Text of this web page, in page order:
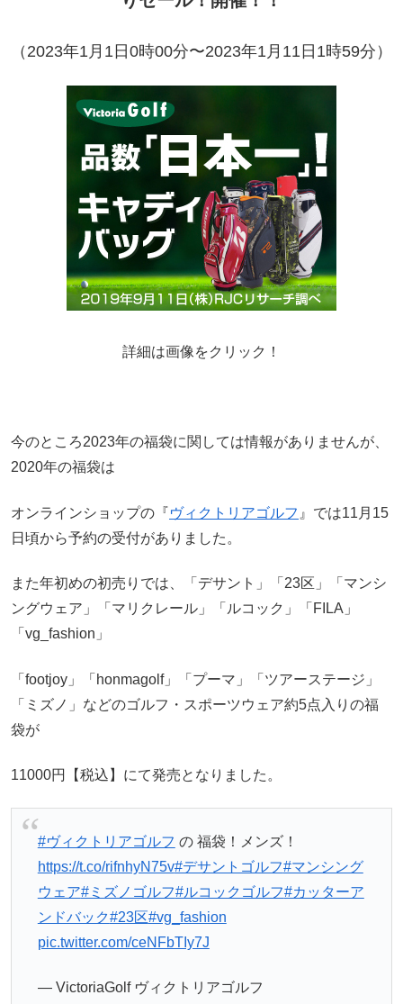
（2023年1月1日0時00分〜2023年1月11日1時59分）
詳細は画像をクリック！
今のところ2023年の福袋に関しては情報がありませんが、
2020年の福袋は
オンラインショップの『ヴィクトリアゴルフ 』では11月15
日頃から予約の受付がありました。
また年初めの初売りでは、「デサント」「23区」「マンシ
ングウェア」「マリクレール」「ルコック」「FILA」
「vg_fashion」
「footjoy」「honmagolf」「プーマ」「ツアーステージ」
「ミズノ」などのゴルフ・スポーツウェア約5点入りの福
袋が
11000円【税込】にて発売となりました。
#ヴィクトリアゴルフ の 福袋！メンズ！
https://t.co/rifnhyN75v#デサントゴルフ#マンシング
ウェア#ミズノゴルフ#ルコックゴルフ#カッターア
ンドバック#23区#vg_fashion
pic.twitter.com/ceNFbTIy7J
— VictoriaGolf ヴィクトリアゴルフ